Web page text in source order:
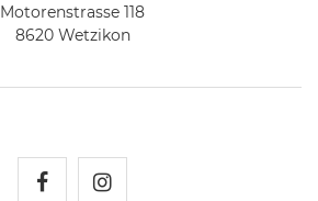
Motorenstrasse 118
8620 Wetzikon